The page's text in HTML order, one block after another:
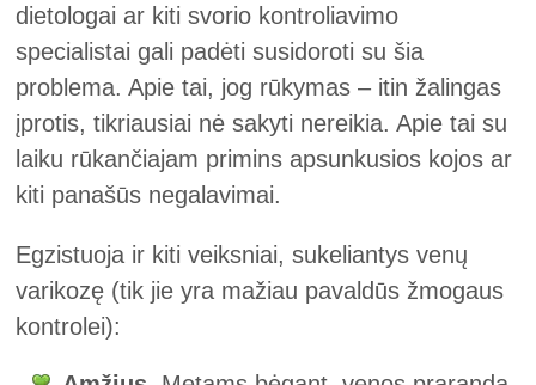
dietologai ar kiti svorio kontroliavimo
specialistai gali padėti susidoroti su šia
problema. Apie tai, jog rūkymas – itin žalingas
įprotis, tikriausiai nė sakyti nereikia. Apie tai su
laiku rūkančiajam primins apsunkusios kojos ar
kiti panašūs negalavimai.
Egzistuoja ir kiti veiksniai, sukeliantys venų
varikozę (tik jie yra mažiau pavaldūs žmogaus
kontrolei):